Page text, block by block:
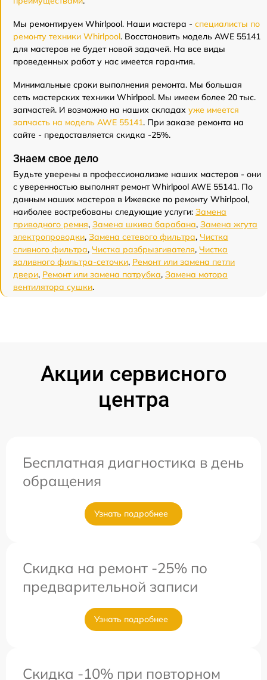
Мы ремонтируем Whirlpool. Наши мастера - специалисты по
ремонту техники Whirlpool. Восстановить модель AWE 55141
для мастеров не будет новой задачей. На все виды
проведенных работ у нас имеется гарантия.
Минимальные сроки выполнения ремонта. Мы большая
сеть мастерских техники Whirlpool. Мы имеем более 20 тыс.
запчастей. И возможно на наших складах уже имеется
запчасть на модель AWE 55141. При заказе ремонта на
сайте - предоставляется скидка -25%.
Знаем свое дело
Будьте уверены в профессионализме наших мастеров - они
с уверенностью выполнят ремонт Whirlpool AWE 55141. По
данным наших мастеров в Ижевске по ремонту Whirlpool,
наиболее востребованы следующие услуги: Замена
приводного ремня, Замена шкива барабана, Замена жгута
электропроводки, Замена сетевого фильтра, Чистка
сливного фильтра, Чистка разбрызгивателя, Чистка
заливного фильтра-сеточки, Ремонт или замена петли
двери, Ремонт или замена патрубка, Замена мотора
вентилятора сушки.
Акции сервисного
центра
Бесплатная диагностика в день
обращения
Узнать подробнее
Скидка на ремонт -25% по
предварительной записи
Узнать подробнее
Скидка -10% при повторном